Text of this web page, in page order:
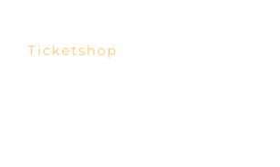
Ticketshop